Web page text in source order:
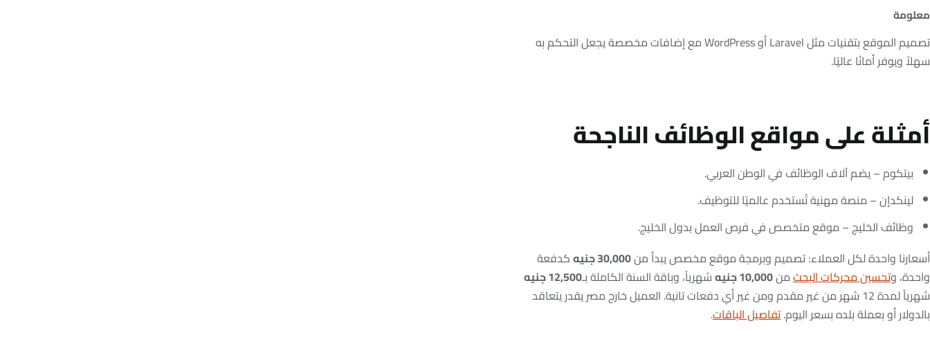
معلومة
تصميم الموقع بتقنيات مثل Laravel أو WordPress مع إضافات مخصصة يجعل التحكم به
سهلاً ويوفر أمانًا عاليًا.
أمثلة على مواقع الوظائف الناجحة
بيتكوم – يضم آلاف الوظائف في الوطن العربي.
لينكدإن – منصة مهنية تُستخدم عالميًا للتوظيف.
وظائف الخليج – موقع متخصص في فرص العمل بدول الخليج.
أسعارنا واحدة لكل العملاء: تصميم وبرمجة موقع مخصص يبدأ من30,000 جنيه
كدفعة
واحدة، وتحسين محركات البحثمن10,000 جنيه شهرياً، وباقة السنة الكاملة بـ12,500 جنيه
شهرياً لمدة 12 شهر من غير مقدم ومن غير أي دفعات تانية. العميل خارج مصر يقدر يتعاقد
بالدولار أو بعملة بلده بسعر اليوم.تفاصيل الباقات.